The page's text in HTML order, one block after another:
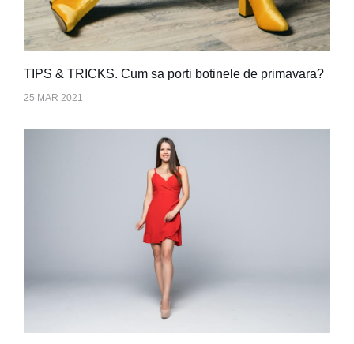
TIPS & TRICKS. Cum sa porti botinele de primavara?
25 MAR 2021